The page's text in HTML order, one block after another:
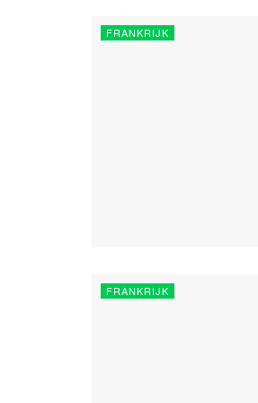
FRANKRIJK
FRANKRIJK